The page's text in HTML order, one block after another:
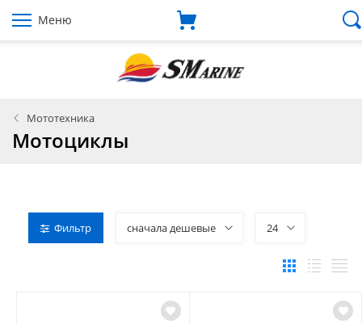
Меню
Мототехника
Мотоциклы
Фильтр сначала дешевые 24